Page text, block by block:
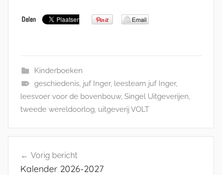
Kinderboeken
geschiedenis, juf Inger, leesteam juf Inger,
leesvoer voor de bovenbouw, Singel Uitgeverijen,
tweede wereldoorlog, uitgeverij VOLT
navigatie
Vorig bericht
Kalender 2026-2027